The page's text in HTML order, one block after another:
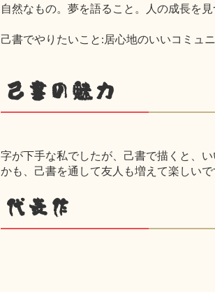
自然なもの。夢を語ること。人の成長を
己書でやりたいこと:居心地のいいコミュ
己書の魅力
字が下手な私でしたが、己書で描くと、
かも、己書を通して友人も増えて楽しいで
代表作